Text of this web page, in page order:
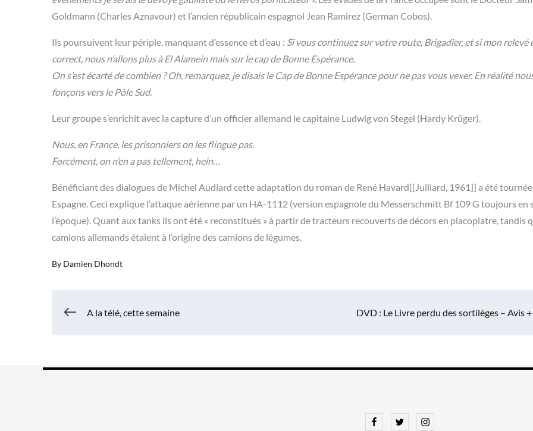
Goldmann (Charles Aznavour) et l’ancien républicain espagnol Jean Ramirez (German Cobos).
Ils poursuivent leur périple, manquant d’essence et d’eau : Si vous continuez sur votre route, Brigadier, et si mon relevé
correct, nous n’allons plus à El Alamein mais sur le cap de Bonne Espérance.
On s’est écarté de combien ? Oh, remarquez, je disais le Cap de Bonne Espérance pour ne pas vous vexer. En réalité
fonçons vers le Pôle Sud.
Leur groupe s’enrichit avec la capture d’un officier allemand le capitaine Ludwig von Stegel (Hardy Krüger).
Nous, en France, les prisonniers on les flingue pas.
Forcément, on n’en a pas tellement, hein…
Bénéficiant des dialogues de Michel Audiard cette adaptation du roman de René Havard[[Julliard, 1961]] a été tournée
Espagne. Ceci explique l’attaque aérienne par un HA-1112 (version espagnole du Messerschmitt Bf 109 G toujours en
l’époque). Quant aux tanks ils ont été « reconstitués » à partir de tracteurs recouverts de décors en placoplatre, tandis
camions allemands étaient à l’origine des camions de légumes.
By Damien Dhondt
Navigation
A la télé, cette semaine DVD : Le Livre perdu des sortilèges – Avis +
FacebookTwitterInstagram